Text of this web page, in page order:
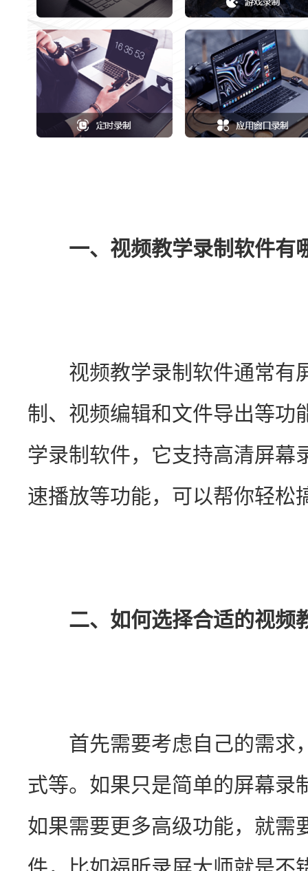
一、视频教学录制软件有
视频教学录制软件通常有屏
制、视频编辑和文件导出等功
学录制软件，它支持高清屏幕
速播放等功能，可以帮你轻松
二、如何选择合适的视频
首先需要考虑自己的需求
式等。如果只是简单的屏幕录
如果需要更多高级功能，就需